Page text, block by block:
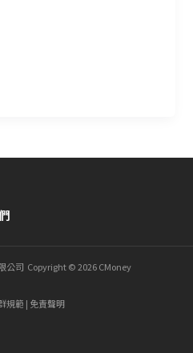
公司 Copyright © 2026 CMoney
規範 | 免責聲明